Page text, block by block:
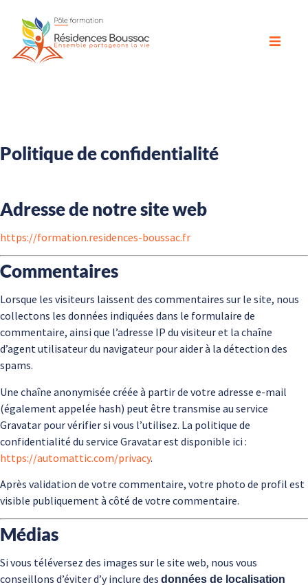
Politique de confidentialité
Adresse de notre site web
https://formation.residences-boussac.fr
Commentaires
Lorsque les visiteurs laissent des commentaires sur le site, nous
collectons les données indiquées dans le formulaire de
commentaire, ainsi que l’adresse IP du visiteur et la chaîne
d’agent utilisateur du navigateur pour aider à la détection des
spams.
Une chaîne anonymisée créée à partir de votre adresse e-mail
(également appelée hash) peut être transmise au service
Gravatar pour vérifier si vous l’utilisez. La politique de
confidentialité du service Gravatar est disponible ici :
https://automattic.com/privacy.
Après validation de votre commentaire, votre photo de profil est
visible publiquement à côté de votre commentaire.
Médias
Si vous téléversez des images sur le site web, nous vous
conseillons d’éviter d’y inclure des données de localisation